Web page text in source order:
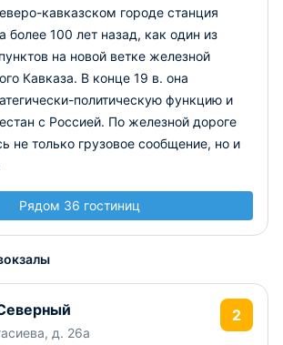
кавказском городе станция
более 100 лет назад, как один из
на новой ветке железной
Кавказа. В конце 19 в. она
политическую функцию и
с Россией. По железной дороге
не только грузовое сообщение, но и
Рядом 36 гостиниц
д. 26а
2